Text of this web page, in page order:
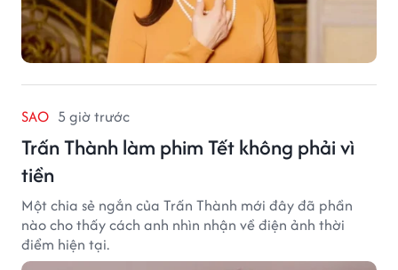
SAO 5 giờ trước
Trấn Thành làm phim Tết không phải vì
tiền
Một chia sẻ ngắn của Trấn Thành mới đây đã phần
nào cho thấy cách anh nhìn nhận về điện ảnh thời
điểm hiện tại.